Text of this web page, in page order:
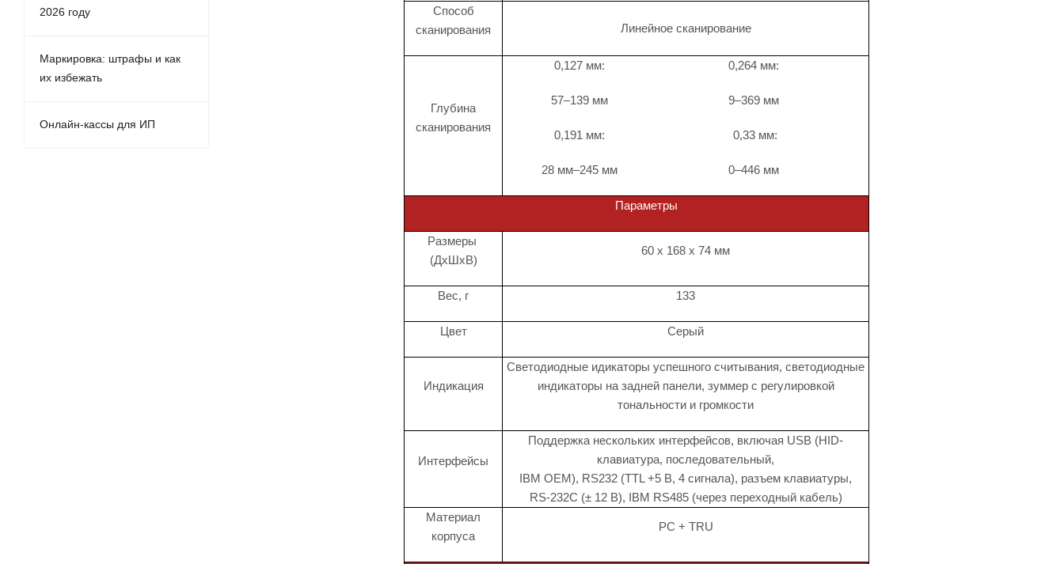
Способ
сканирования
Линейное сканирование
Глубина
сканирования
0,127 мм:
57–139 мм
0,264 мм:
9–369 мм
0,191 мм:
28 мм–245 мм
0,33 мм:
0–446 мм
Параметры
Размеры
(ДхШхВ)
60 x 168 x 74 мм
Bec, г 133
Цвет Серый
Индикация
Светодиодные идикаторы успешного считывания, светодиодные
индикаторы на задней панели, зуммер с регулировкой
тональности и громкости
Интерфейсы
Поддержка нескольких интерфейсов, включая USB (HID-
клавиатура, последовательный,
IBM OEM), RS232 (TTL +5 В, 4 сигнала), разъем клавиатуры,
RS-232C (± 12 В), IBM RS485 (через переходный кабель)
Материал
корпуса
PC + TRU
2026 году
Маркировка: штрафы и как
их избежать
Онлайн-кассы для ИП